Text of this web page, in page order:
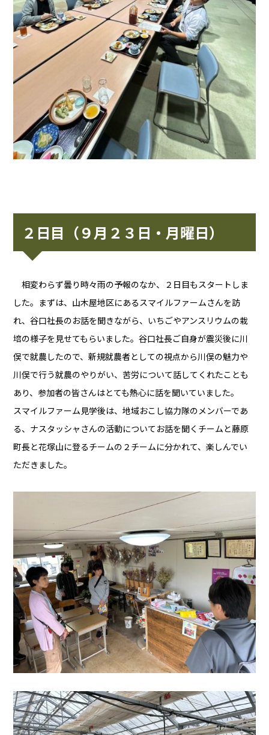
２日目（９月２３日・月曜日）
相変わらず曇り時々雨の予報のなか、２日目もスタートしま
した。まずは、山木屋地区にあるスマイルファームさんを訪
れ、谷口社長のお話を聞きながら、いちごやアンスリウムの栽
培の様子を見せてもらいました。谷口社長ご自身が震災後に川
俣で就農したので、新規就農者としての視点から川俣の魅力や
川俣で行う就農のやりがい、苦労について話してくれたことも
あり、参加者の皆さんはとても熱心に話を聞いていました。
スマイルファーム見学後は、地域おこし協力隊のメンバーであ
る、ナスタッシャさんの活動についてお話を聞くチームと藤原
町長と花塚山に登るチームの２チームに分かれて、楽しんでい
ただきました。